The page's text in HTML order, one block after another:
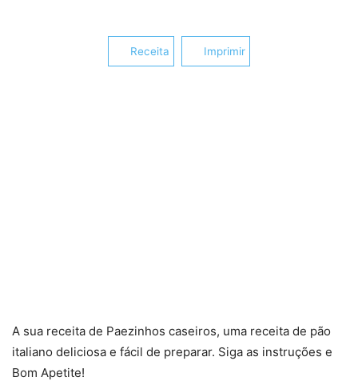
Receita Imprimir
A sua receita de Paezinhos caseiros, uma receita de pão
italiano deliciosa e fácil de preparar. Siga as instruções e
Bom Apetite!